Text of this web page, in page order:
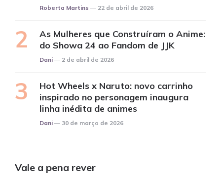
Posted
Roberta Martins 22 de abril de 2026
As Mulheres que Construíram o Anime:
do Showa 24 ao Fandom de JJK
Posted
Dani 2 de abril de 2026
Hot Wheels x Naruto: novo carrinho
inspirado no personagem inaugura
linha inédita de animes
Posted
Dani 30 de março de 2026
Vale a pena rever